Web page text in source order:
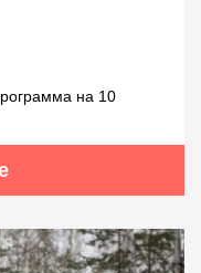
на 10